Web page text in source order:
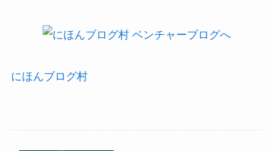
にほんブログ村